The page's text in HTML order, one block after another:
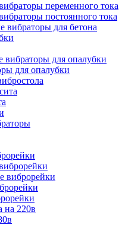
переменного тока
постоянного тока
вибраторы для бетона
вибраторы для опалубки
для опалубки
виброрейки
на 220в